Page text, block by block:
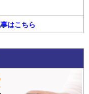
はこちら